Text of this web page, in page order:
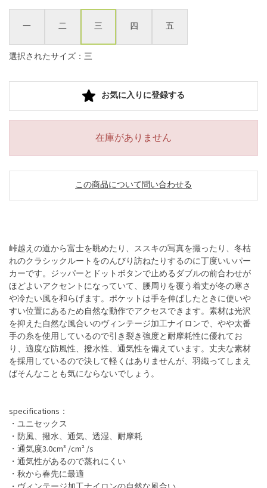
一 二 三 四 五
選択されたサイズ：三
お気に入りに登録する
在庫がありません
この商品について問い合わせる
峠越えの道から富士を眺めたり、ススキの写真を撮ったり、冬枯
れのクラシックルートをのんびり訪ねたりするのに丁度いいパー
カーです。ジッパーとドットボタンで止めるダブルの前合わせが
ほどよいアクセントになっていて、腰周りを覆う着丈が冬の寒さ
や冷たい風を和らげます。ポケットは手を伸ばしたときに使いや
すい位置にあるため自然な動作でアクセスできます。素材は光沢
を抑えた自然な風合いのヴィンテージ加工ナイロンで、やや太番
手の糸を使用しているので引き裂き強度と耐摩耗性に優れてお
り、適度な防風性、撥水性、通気性を備えています。丈夫な素材
を採用しているので決して軽くはありませんが、羽織ってしまえ
ばそんなことも気にならないでしょう。
specifications：
・ユニセックス
・防風、撥水、通気、透湿、耐摩耗
・通気度3.0cm³ /cm² /s
・通気性があるので蒸れにくい
・秋から春先に最適